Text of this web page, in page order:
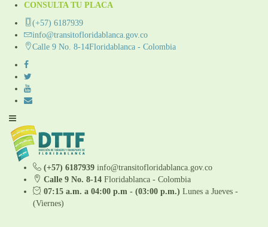
CONSULTA TU PLACA
(+57) 6187939
info@transitofloridablanca.gov.co
Calle 9 No. 8-14Floridablanca - Colombia
(+57) 6187939 info@transitofloridablanca.gov.co
Calle 9 No. 8-14 Floridablanca - Colombia
07:15 a.m. a 04:00 p.m - (03:00 p.m.) Lunes a Jueves -
(Viernes)